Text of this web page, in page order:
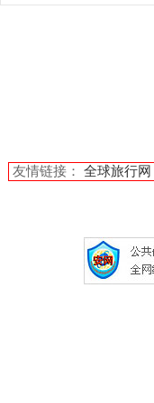
友情链接： 全球旅行网